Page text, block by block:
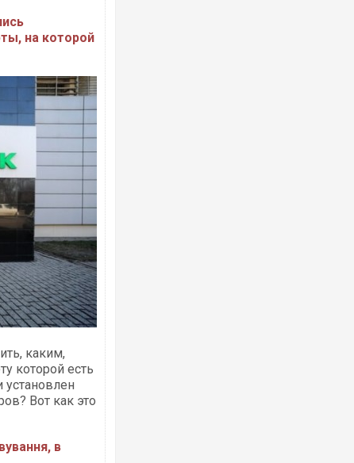
на которой
каким,
которой есть
установлен
Вот как это
в